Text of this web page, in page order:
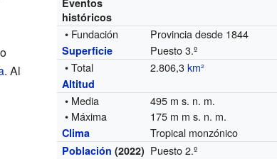
Eventos
históricos
• Fundación Provincia desde 1844
Superficie
Puesto 3.º
• Total
2.806,3km²
Altitud
• Media
495 m s. n. m.
• Máxima
175 m m s. n. m.
Clima Tropical monzónico
Población (2022) Puesto 2.º
. Al